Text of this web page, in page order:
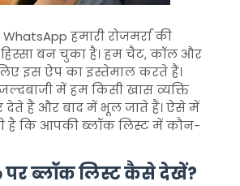
WhatsApp हमारी रोजमर्रा की
बन चुका है। हम चैट, कॉल और
इस ऐप का इस्तेमाल करते हैं।
में हम किसी खास व्यक्ति
देते हैं और बाद में भूल जाते हैं। ऐसे में
है कि आपकी ब्लॉक लिस्ट में कौन-
पर ब्लॉक लिस्ट कैसे देखें?